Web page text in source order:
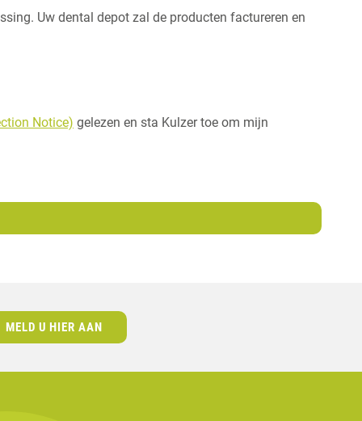
Uw dental depot zal de producten factureren en
Notice) gelezen en sta Kulzer toe om mijn
MELD U HIER AAN